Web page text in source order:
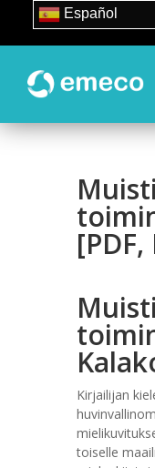
93 840
[PDF,
Kirjailijan
toiselle
Español